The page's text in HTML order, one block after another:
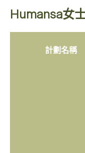
Humansa女
計劃名稱